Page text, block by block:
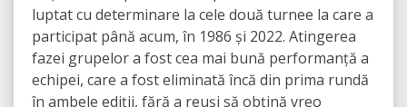
luptat cu determinare la cele două turnee la care a
participat până acum, în 1986 și 2022. Atingerea
fazei grupelor a fost cea mai bună performanță a
echipei, care a fost eliminată încă din prima rundă
în ambele ediții, fără a reuși să obțină vreo